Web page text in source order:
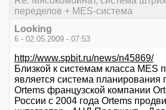
переделов + MES-система
Looking
6 - 02.05.2009 - 07:53
http://www.spbit.ru/news/n45869/
Близкой к системам класса MES
является система планирования
Ortems французской компании
России с 2004 года Ortems